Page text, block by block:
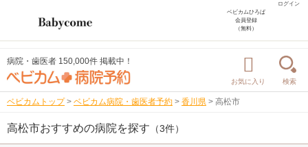
ログイン
ベビカムひろば
会員登録
（無料）
病院・歯医者 150,000件 掲載中！
お気に入り 検索
ベビカムトップ > ベビカム病院・歯医者予約 > 香川県 > 高松市
高松市おすすめの病院を探す （3件）